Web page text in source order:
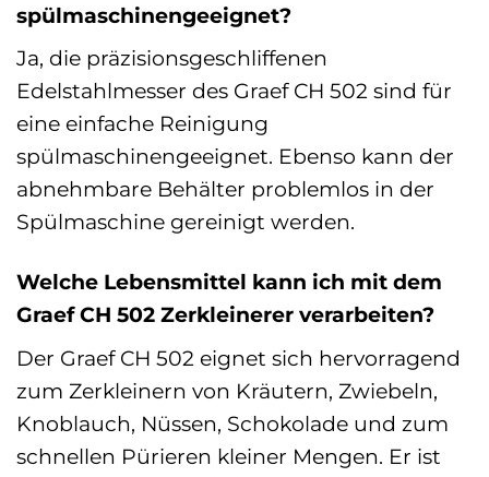
spülmaschinengeeignet?
Ja, die präzisionsgeschliffenen
Edelstahlmesser des Graef CH 502 sind für
eine einfache Reinigung
spülmaschinengeeignet. Ebenso kann der
abnehmbare Behälter problemlos in der
Spülmaschine gereinigt werden.
Welche Lebensmittel kann ich mit dem
Graef CH 502 Zerkleinerer verarbeiten?
Der Graef CH 502 eignet sich hervorragend
zum Zerkleinern von Kräutern, Zwiebeln,
Knoblauch, Nüssen, Schokolade und zum
schnellen Pürieren kleiner Mengen. Er ist